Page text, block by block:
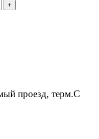
+
проезд, терм.С